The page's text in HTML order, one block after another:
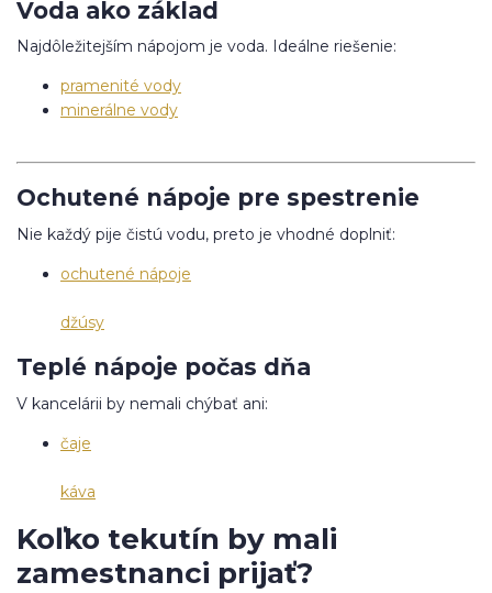
Voda ako základ
Najdôležitejším nápojom je voda. Ideálne riešenie:
pramenité vody
minerálne vody
Ochutené nápoje pre spestrenie
Nie každý pije čistú vodu, preto je vhodné doplniť:
ochutené nápoje
džúsy
Teplé nápoje počas dňa
V kancelárii by nemali chýbať ani:
čaje
káva
Koľko tekutín by mali
zamestnanci prijať?